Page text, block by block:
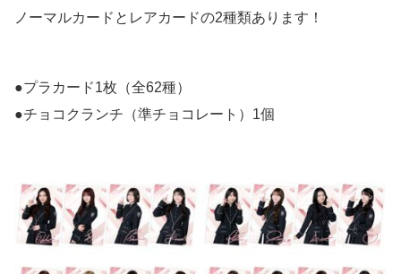
ノーマルカードとレアカードの2種類あります！
●プラカード1枚（全62種）
●チョコクランチ（準チョコレート）1個